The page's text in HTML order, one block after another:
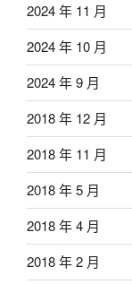
2024 年 11 月
2024 年 10 月
2024 年 9 月
2018 年 12 月
2018 年 11 月
2018 年 5 月
2018 年 4 月
2018 年 2 月